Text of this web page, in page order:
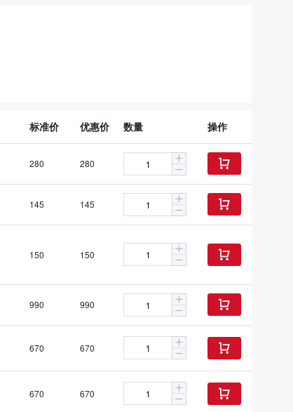
标准价 优惠价 数量 操作
280 280 
145 145 
150 150 
990 990 
670 670 
670 670 